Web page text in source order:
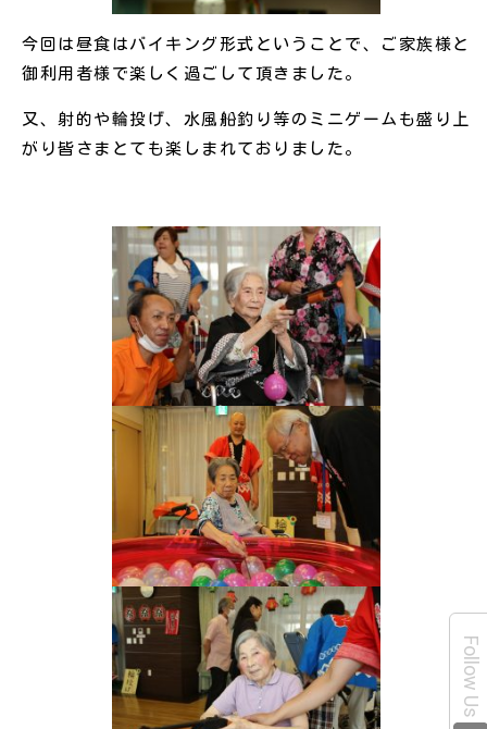
今回は昼食はバイキング形式ということで、ご家族様と
御利用者様で楽しく過ごして頂きました。
又、射的や輪投げ、水風船釣り等のミニゲームも盛り上
がり皆さまとても楽しまれておりました。
Follow Us